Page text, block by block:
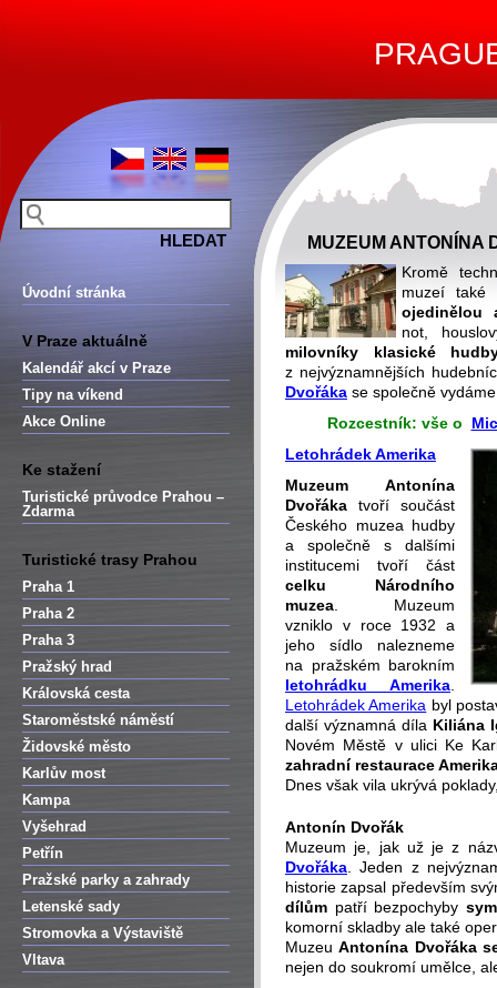
Úvodní stránka
V Praze aktuálně
Kalendář akcí v Praze
Tipy na víkend
Akce Online
Ke stažení
Turistické průvodce Prahou –
Zdarma
Turistické trasy Prahou
Praha 1
Praha 2
Praha 3
Pražský hrad
Královská cesta
Staroměstské náměstí
Židovské město
Karlův most
Kampa
Vyšehrad
Petřín
Pražské parky a zahrady
Letenské sady
Stromovka a Výstaviště
Vltava
MUZEUM ANTONÍNA
Kromě
muzeí také
ojedinělou
not,
milovníky klasické
z nejvýznamnějších
Dvořáka se společně
Rozcestník: vše o
Letohrádek Amerika
Muzeum Antonína
Dvořáka tvoří součást
Českého muzea hudby
a společně s dalšími
institucemi tvoří část
celku Národního
muzea . Muzeum
vzniklo v roce 1932 a
jeho sídlo nalezneme
na pražském barokním
letohrádku Amerika
Letohrádek Amerika byl
další významná díla Kiliána
Novém Městě v ulici Ke
zahradní restaurace
Dnes však vila ukrývá
Antonín Dvořák
Muzeum je, jak už je z
Dvořáka . Jeden z
historie zapsal především
dílům patří bezpochyby
komorní skladby ale také
MuzeuAntonína Dvořáka
nejen do soukromí umělce,